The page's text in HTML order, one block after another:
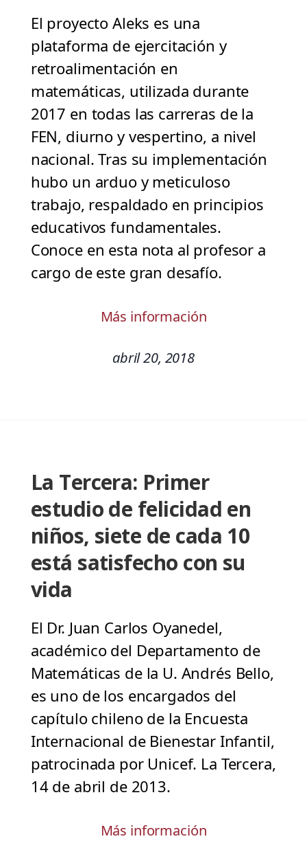
El proyecto Aleks es una
plataforma de ejercitación y
retroalimentación en
matemáticas, utilizada durante
2017 en todas las carreras de la
FEN, diurno y vespertino, a nivel
nacional. Tras su implementación
hubo un arduo y meticuloso
trabajo, respaldado en principios
educativos fundamentales.
Conoce en esta nota al profesor a
cargo de este gran desafío.
Más información
abril 20, 2018
La Tercera: Primer
estudio de felicidad en
niños, siete de cada 10
está satisfecho con su
vida
El Dr. Juan Carlos Oyanedel,
académico del Departamento de
Matemáticas de la U. Andrés Bello,
es uno de los encargados del
capítulo chileno de la Encuesta
Internacional de Bienestar Infantil,
patrocinada por Unicef. La Tercera,
14 de abril de 2013.
Más información